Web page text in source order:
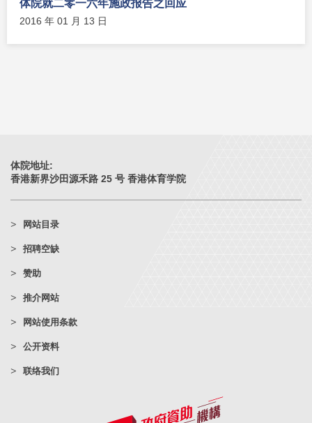
体院就二零一六年施政报告之回应
2016 年 01 月 13 日
体院地址:
香港新界沙田源禾路 25 号 香港体育学院
网站目录
招聘空缺
赞助
推介网站
网站使用条款
公开资料
联络我们